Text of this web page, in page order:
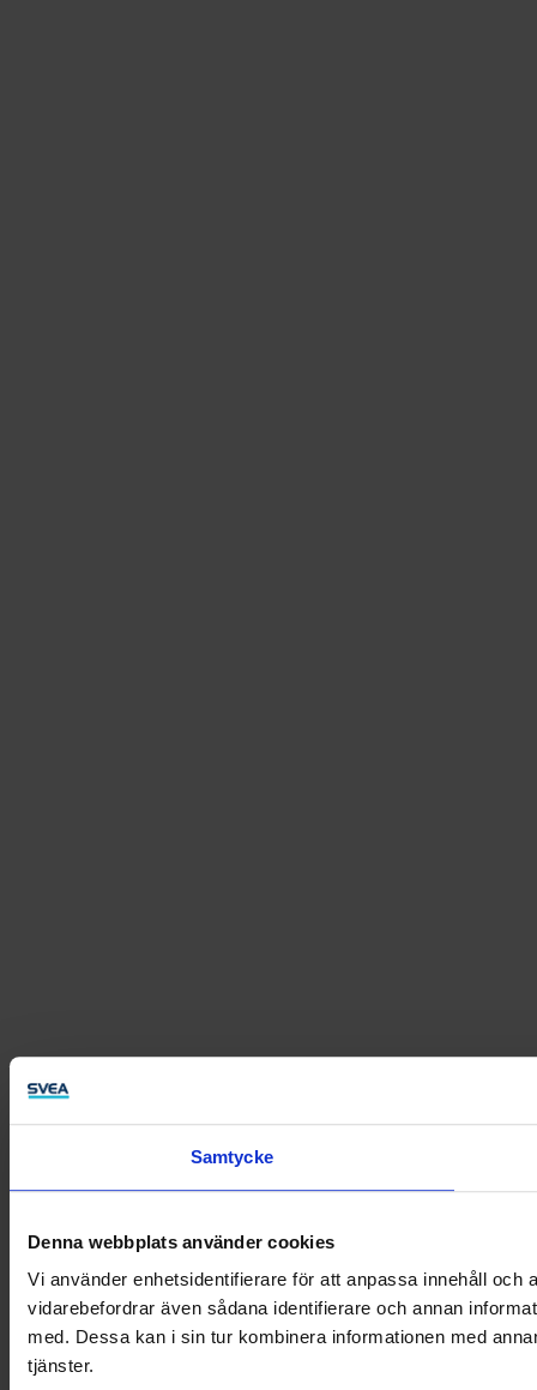
Samtycke
Denna webbplats använder cookies
Vi använder enhetsidentifierare för att anpassa innehåll
vidarebefordrar även sådana identifierare och annan
med. Dessa kan i sin tur kombinera informationen med
tjänster.